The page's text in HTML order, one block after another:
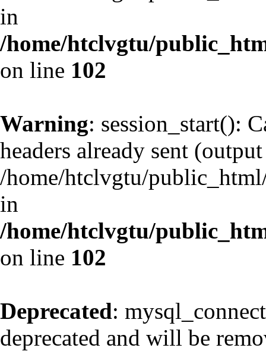
in
/home/htclvgtu/
on line 102
Warning: session_start():
headers already sent
/home/htclvgtu/
in
/home/htclvgtu/
on line 102
Deprecated:
deprecated and will be